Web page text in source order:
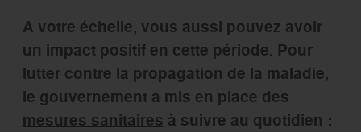
A votre échelle, vous aussi pouvez avoir
un impact positif en cette période. Pour
lutter contre la propagation de la maladie,
le gouvernement a mis en place des
mesures sanitaires à suivre au quotidien :